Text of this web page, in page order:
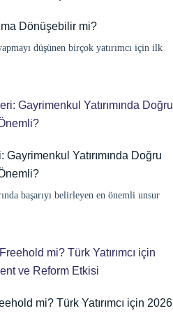
Dönüşebilir mi?
düşünen birçok yatırımcı için ilk
Yatırımında Doğru
başarıyı belirleyen en önemli unsur
mi? Türk Yatırımcı için 2026